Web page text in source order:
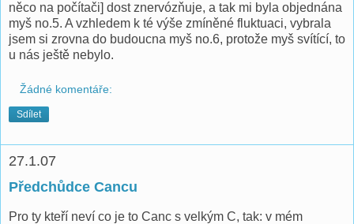
něco na počítači] dost znervózňuje, a tak mi byla objednána
myš no.5. A vzhledem k té výše zmíněné fluktuaci, vybrala
jsem si zrovna do budoucna myš no.6, protože myš svítící, to
u nás ještě nebylo.
Žádné komentáře:
Sdílet
27.1.07
Předchůdce Cancu
Pro ty kteří neví co je to Canc s velkým C, tak: v mém